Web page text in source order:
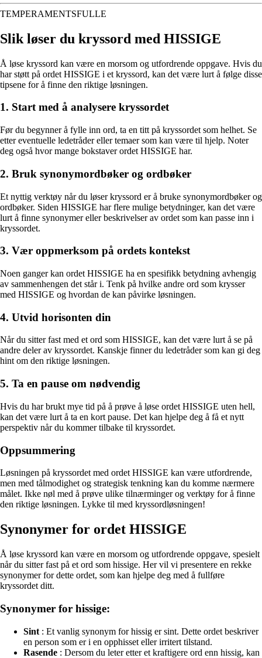
TEMPERAMENTSFULLE
Slik løser du kryssord med HISSIGE
Å løse kryssord kan være en morsom og utfordrende oppgave. Hvis du
har støtt på ordet HISSIGE i et kryssord, kan det være lurt å følge disse
tipsene for å finne den riktige løsningen.
1. Start med å analysere kryssordet
Før du begynner å fylle inn ord, ta en titt på kryssordet som helhet. Se
etter eventuelle ledetråder eller temaer som kan være til hjelp. Noter
deg også hvor mange bokstaver ordet HISSIGE har.
2. Bruk synonymordbøker og ordbøker
Et nyttig verktøy når du løser kryssord er å bruke synonymordbøker og
ordbøker. Siden HISSIGE har flere mulige betydninger, kan det være
lurt å finne synonymer eller beskrivelser av ordet som kan passe inn i
kryssordet.
3. Vær oppmerksom på ordets kontekst
Noen ganger kan ordet HISSIGE ha en spesifikk betydning avhengig
av sammenhengen det står i. Tenk på hvilke andre ord som krysser
med HISSIGE og hvordan de kan påvirke løsningen.
4. Utvid horisonten din
Når du sitter fast med et ord som HISSIGE, kan det være lurt å se på
andre deler av kryssordet. Kanskje finner du ledetråder som kan gi deg
hint om den riktige løsningen.
5. Ta en pause om nødvendig
Hvis du har brukt mye tid på å prøve å løse ordet HISSIGE uten hell,
kan det være lurt å ta en kort pause. Det kan hjelpe deg å få et nytt
perspektiv når du kommer tilbake til kryssordet.
Oppsummering
Løsningen på kryssordet med ordet HISSIGE kan være utfordrende,
men med tålmodighet og strategisk tenkning kan du komme nærmere
målet. Ikke nøl med å prøve ulike tilnærminger og verktøy for å finne
den riktige løsningen. Lykke til med kryssordløsningen!
Synonymer for ordet HISSIGE
Å løse kryssord kan være en morsom og utfordrende oppgave, spesielt
når du sitter fast på et ord som hissige. Her vil vi presentere en rekke
synonymer for dette ordet, som kan hjelpe deg med å fullføre
kryssordet ditt.
Synonymer for hissige:
Sint : Et vanlig synonym for hissig er sint. Dette ordet beskriver
en person som er i en opphisset eller irritert tilstand.
Rasende : Dersom du leter etter et kraftigere ord enn hissig, kan